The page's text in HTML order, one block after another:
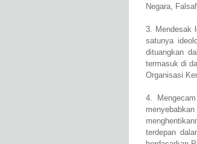
Negara,
3. Mendesak
satunya
dituangkan
termasuk di
Organisasi
4.
terdepan